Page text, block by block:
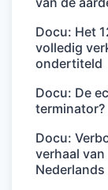
Docu: Het
volledig
ondertiteld
Docu: De
Docu:
verhaal